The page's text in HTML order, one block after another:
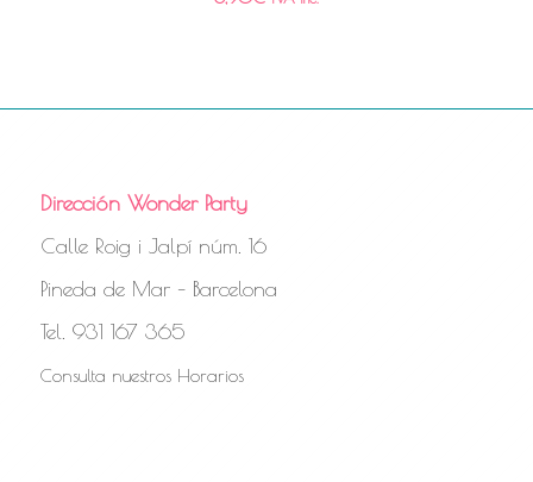
Dirección Wonder Party
Calle Roig i Jalpí núm. 16
Pineda de Mar – Barcelona
Tel. 931 167 365
Consulta nuestros Horarios